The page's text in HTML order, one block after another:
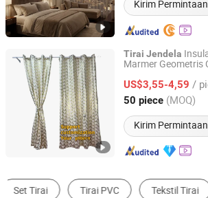
Kirim Permintaan
Tirai Jendela
Marmer Geometris
US$3,55-4,59 /
50 piece (MOQ)
Kirim Permintaan
Shaoxing Xinyue Textile Co., Ltd.
Zhejiang, China Harga
Profil Aluminium Jaring Kawat